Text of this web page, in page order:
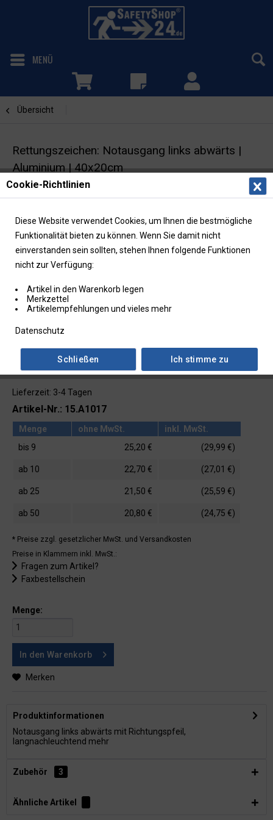
MENÜ
Übersicht
Rettungszeichen: Notausgang links abwärts |
Aluminium | 40x20cm
Lieferzeit: 3-4 Tagen
Artikel-Nr.: 15.A1017
Menge ohne MwSt.
inkl. MwSt.
bis 9 25,20 € (29,99 €)
ab 10 22,70 € (27,01 €)
ab 25 21,50 € (25,59 €)
ab 50 20,80 € (24,75 €)
* Preise zzgl. gesetzlicher MwSt. und Versandkosten
Preise in Klammern inkl. MwSt.:
Fragen zum Artikel?
Faxbestellschein
Menge:
In den Warenkorb
Merken
Produktinformationen
Notausgang links abwärts mit Richtungspfeil,
langnachleuchtend mehr
Zubehör 3
Ähnliche Artikel
Cookie-Richtlinien
Diese Website verwendet Cookies, um Ihnen die bestmögliche
Funktionalität bieten zu können. Wenn Sie damit nicht
einverstanden sein sollten, stehen Ihnen folgende Funktionen
nicht zur Verfügung:
Artikel in den Warenkorb legen
Merkzettel
Artikelempfehlungen und vieles mehr
Datenschutz
Ich stimme zu
Schließen